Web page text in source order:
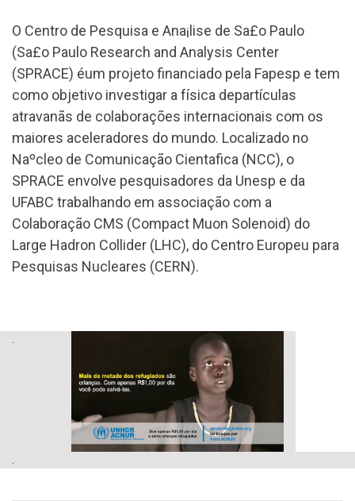
O Centro de Pesquisa e Ana¡lise de Sa£o Paulo
(Sa£o Paulo Research and Analysis Center
(SPRACE) éum projeto financiado pela Fapesp e tem
como objetivo investigar a física departículas
atravanãs de colaborações internacionais com os
maiores aceleradores do mundo. Localizado no
Naºcleo de Comunicação Cienta­fica (NCC), o
SPRACE envolve pesquisadores da Unesp e da
UFABC trabalhando em associação com a
Colaboração CMS (Compact Muon Solenoid) do
Large Hadron Collider (LHC), do Centro Europeu para
Pesquisas Nucleares (CERN).
.